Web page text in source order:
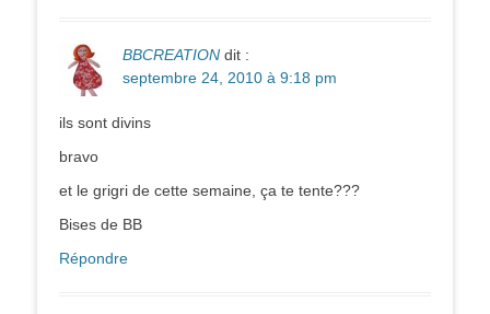
BBCREATION dit :
septembre 24, 2010 à 9:18 pm
ils sont divins
bravo
et le grigri de cette semaine, ça te tente???
Bises de BB
Répondre